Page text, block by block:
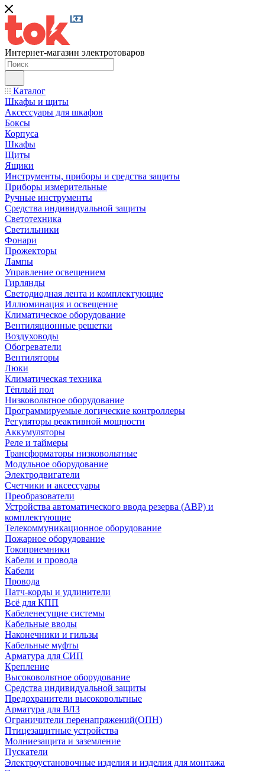
Интернет-магазин электротоваров
Каталог
Шкафы и щиты
Аксессуары для шкафов
Боксы
Корпуса
Шкафы
Щиты
Ящики
Инструменты, приборы и средства защиты
Приборы измерительные
Ручные инструменты
Средства индивидуальной защиты
Светотехника
Светильники
Фонари
Прожекторы
Лампы
Управление освещением
Гирлянды
Светодиодная лента и комплектующие
Иллюминация и освещение
Климатическое оборудование
Вентиляционные решетки
Воздуховоды
Обогреватели
Вентиляторы
Люки
Климатическая техника
Тёплый пол
Низковольтное оборудование
Программируемые логические контроллеры
Регуляторы реактивной мощности
Аккумуляторы
Реле и таймеры
Трансформаторы низковольтные
Модульное оборудование
Электродвигатели
Счетчики и аксессуары
Преобразователи
Устройства автоматического ввода резерва (АВР) и
комплектующие
Телекоммуникационное оборудование
Пожарное оборудование
Токоприемники
Кабели и провода
Кабели
Провода
Патч-корды и удлинители
Всё для КПП
Кабеленесущие системы
Кабельные вводы
Наконечники и гильзы
Кабельные муфты
Арматура для СИП
Крепление
Высоковольтное оборудование
Средства индивидуальной защиты
Предохранители высоковольтные
Арматура для ВЛЗ
Ограничители перенапряжений(ОПН)
Птицезащитные устройства
Молниезащита и заземление
Пускатели
Электроустановочные изделия и изделия для монтажа